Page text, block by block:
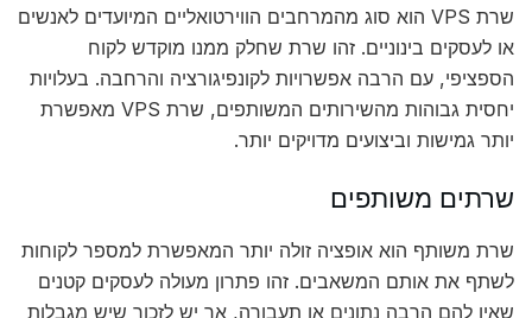
שרת VPS הוא סוג מהמרחבים הווירטואליים המיועדים לאנשים
או לעסקים בינוניים. זהו שרת שחלק ממנו מוקדש לקוח
הספציפי, עם הרבה אפשרויות לקונפיגורציה והרחבה. בעלויות
יחסית גבוהות מהשירותים המשותפים, שרת VPS מאפשרת
יותר גמישות וביצועים מדויקים יותר.
שרתים משותפים
שרת משותף הוא אופציה זולה יותר המאפשרת למספר לקוחות
לשתף את אותם המשאבים. זהו פתרון מעולה לעסקים קטנים
שאין להם הרבה נתונים או תעבורה, אך יש לזכור שיש מגבלות